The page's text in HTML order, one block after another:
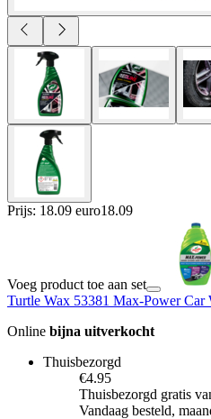
Prijs: 18.09 euro18.09
Voeg product toe aan set
Turtle Wax 53381 Max-Power Car
Online bijna uitverkocht
Thuisbezorgd
€4.95
Thuisbezorgd gratis
Vandaag besteld,